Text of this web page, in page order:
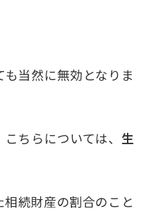
当然に無効となりま
ちらについては、 生
続財産の割合のこと